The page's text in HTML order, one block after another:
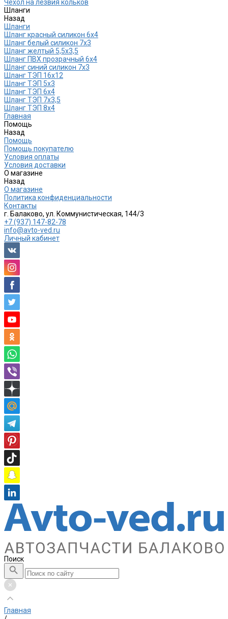
Чехол на лезвия кольков
Шланги
Назад
Шланги
Шланг красный силикон 6х4
Шланг белый силикон 7х3
Шланг желтый 5,5х3,5
Шланг ПВХ прозрачный 6х4
Шланг синий силикон 7х3
Шланг ТЭП 16х12
Шланг ТЭП 5х3
Шланг ТЭП 6х4
Шланг ТЭП 7х3,5
Шланг ТЭП 8х4
Главная
Помощь
Назад
Помощь
Помощь покупателю
Условия оплаты
Условия доставки
О магазине
Назад
О магазине
Политика конфиденциальности
Контакты
г. Балаково, ул. Коммунистическая, 144/3
+7 (937) 147-82-78
info@avto-ved.ru
Личный кабинет
Поиск
Главная